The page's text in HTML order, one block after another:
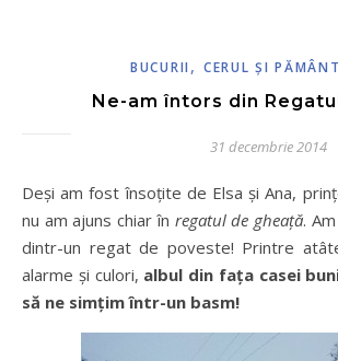
BUCURII , CERUL ŞI
Ne-am întors din
31 decembrie 2014
Deși am fost însoțite de Elsa și Ana, prințesele din Frozen,
nu am ajuns chiar în regatul de gheață.
dintr-un regat de poveste! Printre
alarme și culori, albul din fața casei
să ne simțim într-un basm!